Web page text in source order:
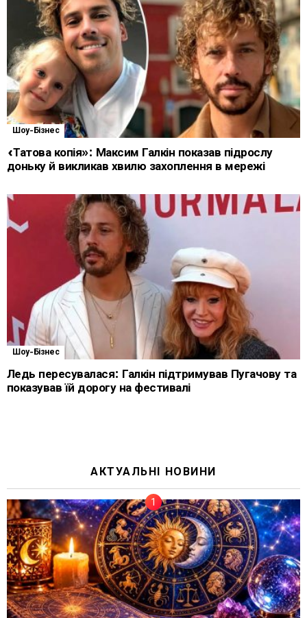
Шоу-Бізнес
«Татова копія»: Максим Галкін показав підрослу
доньку й викликав хвилю захоплення в мережі
Шоу-Бізнес
Ледь пересувалася: Галкін підтримував Пугачову та
показував їй дорогу на фестивалі
АКТУАЛЬНІ НОВИНИ